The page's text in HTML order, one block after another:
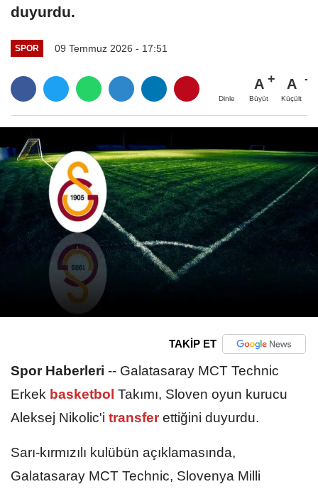
duyurdu.
SPOR 09 Temmuz 2026 - 17:51
Dinle
A
Büyüt
A
Küçült
TAKİP ET
Spor Haberleri -- Galatasaray MCT Technic
Erkek basketbol Takımı, Sloven oyun kurucu
Aleksej Nikolic'i transferettiğini duyurdu.
Sarı-kırmızılı kulübün açıklamasında,
Galatasaray MCT Technic, Slovenya Milli